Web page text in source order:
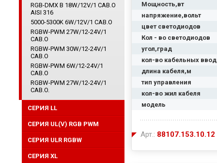
Мощность,вт
напряжение,вольт
цвет светодиодов
Кол - во светодиодов
угол,град
кол-во кабельных
длина кабеля,м
тип управления
кол-во жил кабеля
модель
Арт.: 88107.153.10.12
RGB-DMX B 18W/12V/1 CAB.O
AISI 316
5000-5300K 6W/12V/1 CAB.O
RGBW-PWM 27W/12-24V/1
CAB.O
RGBW-PWM 30W/12-24V/1
CAB.O
RGBW-PWM 6W/12-24V/1
CAB.O
RGBW-PWM 27W/12-24V/1
CAB.O.
СЕРИЯ LL
СЕРИЯ UL(V) RGB PWM
СЕРИЯ ULR RGBW
CЕРИЯ XL